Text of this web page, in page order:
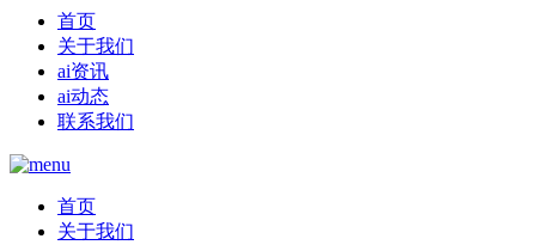
首页
关于我们
ai资讯
ai动态
联系我们
首页
关于我们